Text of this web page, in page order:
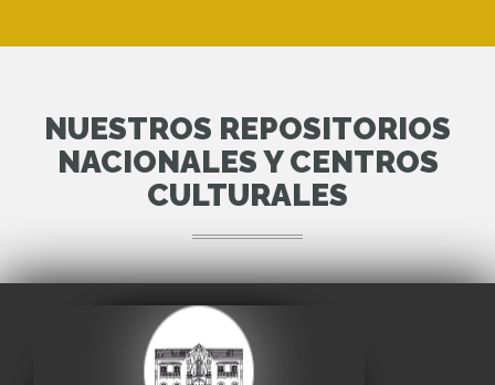
NUESTROS REPOSITORIOS
NACIONALES Y CENTROS
CULTURALES